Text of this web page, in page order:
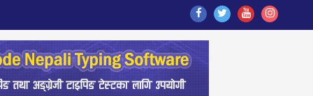
Find
Us
On
Facebook
Find
Us
Find
Us
Follow
Us